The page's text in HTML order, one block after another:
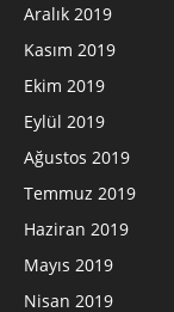
Aralık 2019
Kasım 2019
Ekim 2019
Eylül 2019
Ağustos 2019
Temmuz 2019
Haziran 2019
Mayıs 2019
Nisan 2019